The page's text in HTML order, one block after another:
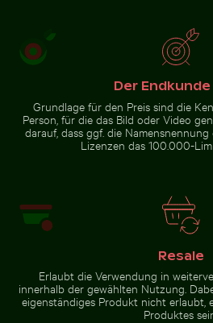
Der
Grundlage für den Preis sind die
Person, für die das Bild oder Video
darauf, dass ggf. die
Lizenzen das 100.000-
Resale
Erlaubt die Verwendung in
innerhalb der gewählten Nutzung.
eigenständiges Produkt nicht erlaubt,
Produktes